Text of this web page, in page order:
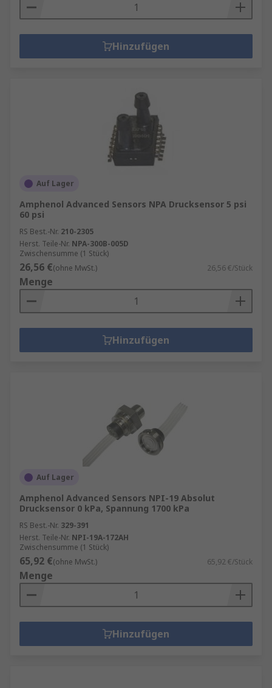
Hinzufügen
Auf Lager
Amphenol Advanced Sensors NPA Drucksensor 5 psi
60 psi
RS Best.-Nr. 210-2305
Herst. Teile-Nr. NPA-300B-005D
Zwischensumme (1 Stück)
26,56 €(ohne MwSt.) 26,56 €/Stück
Menge
Hinzufügen
Auf Lager
Amphenol Advanced Sensors NPI-19 Absolut
Drucksensor 0 kPa, Spannung 1700 kPa
RS Best.-Nr. 329-391
Herst. Teile-Nr. NPI-19A-172AH
Zwischensumme (1 Stück)
65,92 €(ohne MwSt.) 65,92 €/Stück
Menge
Hinzufügen